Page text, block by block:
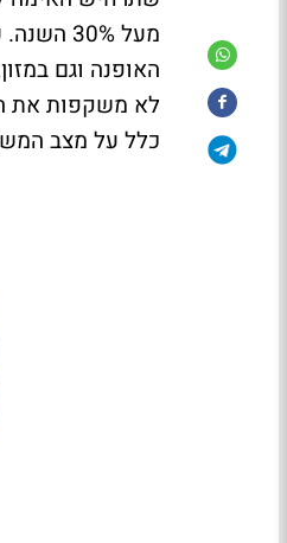
מעל
האופנה וגם
לא משקפות את
כלל על מצב